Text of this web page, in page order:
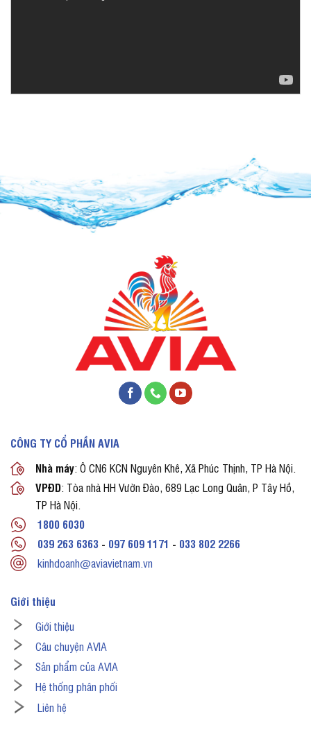
CÔNG TY CỔ PHẦN AVIA
Nhà máy: Ô CN6 KCN Nguyên Khê, Xã Phúc Thịnh, TP Hà Nội.
VPĐD: Tòa nhà HH Vườn Đào, 689 Lạc Long Quân, P Tây Hồ,
TP Hà Nội.
1800 6030
039 263 6363 - 097 609 1171 - 033 802 2266
kinhdoanh@aviavietnam.vn
Giới thiệu
Giới thiệu
Câu chuyện AVIA
Sản phẩm của AVIA
Hệ thống phân phối
Liên hệ